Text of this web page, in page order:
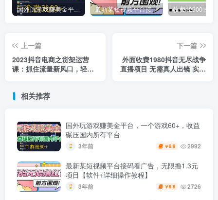
国外玩游戏赚美金平台，一个游戏60+，收益碾压国内所有平台 最新某短视频平台接码看广告，无限撸1.3元项目【软件+详细操作教程】
上一篇
2023抖音电商之货架运营
课：抓住流量新风口，轻松
下一篇
外面收费1980抖音无尽战争
直播项目 无需真人出镜 实时
相关推荐
国外玩游戏赚美金平台，一个游戏60+，收益
碾压国内所有平台
3年前 ￥9.9 2992
最新某短视频平台接码看广告，无限撸1.3元
项目【软件+详细操作教程】
3年前 ￥9.9 2726